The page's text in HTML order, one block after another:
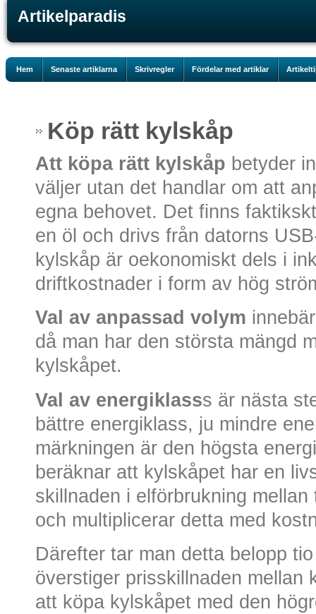
Artikelparadis
Hem Senaste artiklarna Skrivregler Fördelar med artiklar
Köp rätt kylskåp
Att köpa rätt kylskåp betyder
väljer utan det handlar om att
egna behovet. Det finns
en öl och drivs från datorns
kylskåp är oekonomiskt dels i
driftkostnader i form av hög
Val av anpassad volym
då man har den största mängd
kylskåpet.
Val av energiklasss är nästa
bättre energiklass, ju mindre
märkningen är den högsta
beräknar att kylskåpet har en
skillnaden i elförbrukning
och multiplicerar detta med
Därefter tar man detta belopp
överstiger prisskillnaden mellan
att köpa kylskåpet med den